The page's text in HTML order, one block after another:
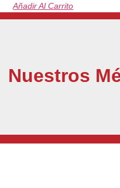
Añadir Al Carrito
Nuestros